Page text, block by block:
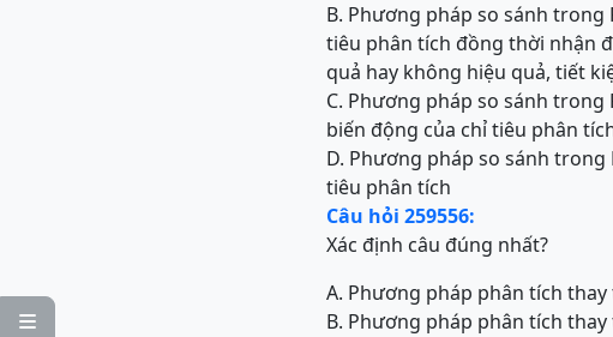

B. Phương pháp so sánh
tiêu phân tích đồng thời nhận
quả hay không hiệu quả, tiết
C. Phương pháp so sánh
biến động của chỉ tiêu phân
D. Phương pháp so sánh
tiêu phân tích
Câu hỏi 259556:
Xác định câu đúng nhất?
A. Phương pháp phân tích
B. Phương pháp phân tích